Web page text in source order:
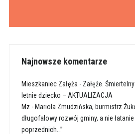
Najnowsze komentarze
Mieszkaniec Załęża - Załęże.
letnie dziecko – AKTUALIZACJA
Mz - Mariola Zmudzińska, burmistrz
długofalowy rozwój gminy, a nie
poprzednich…”